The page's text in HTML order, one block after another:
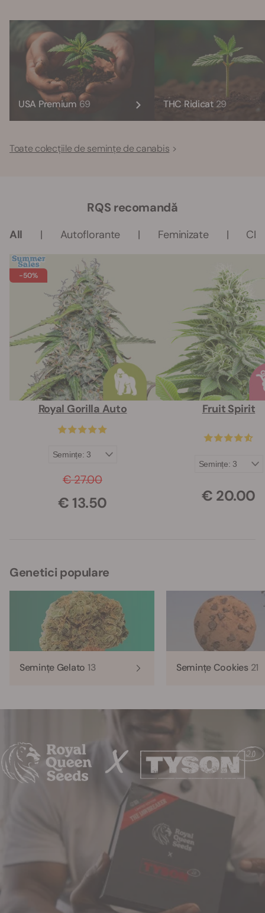
Toate colecțiile de semințe de canabis
USA Premium 69 THC Ridicat29
RQS recomandă
All Autoflorante Feminizate
-50%
Royal Gorilla Auto
€ 27.00
€ 13.50
Fruit Spirit
€ 20.00
Genetici populare
Semințe Gelato 13 Semințe Cookies 21